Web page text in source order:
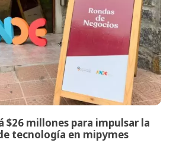
$26 millones para impulsar la
tecnología en mipymes